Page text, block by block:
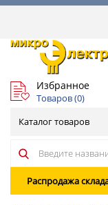
Избранное
Товаров (0)
Каталог товаров
Распродажа